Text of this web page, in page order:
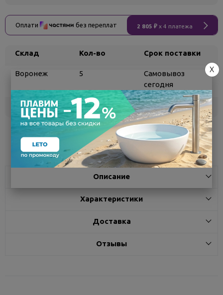
Оплати без переплат 2 805 ₽ x 4 платежа
Склад Кол-во Срок поставки
Воронеж 5
Самовывоз
сегодня
Белгород под заказ 3 - 7 дней
Поделиться
Описание
Характеристики
Доставка
Отзывы
X